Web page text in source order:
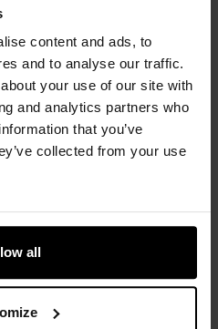
content and ads, to
and to analyse our traffic.
your use of our site with
and analytics partners who
that you’ve
collected from your use
all
i bezpieczeństwo
7310610028022
AC44
Cederroth